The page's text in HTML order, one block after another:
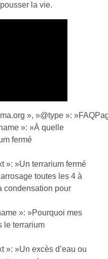
la vie.
», »@type »:
»: »À quelle
fermé
»: »Un terrarium fermé
toutes les 4 à
condensation pour
»: »Pourquoi mes
le terrarium
»: »Un excès d’eau ou